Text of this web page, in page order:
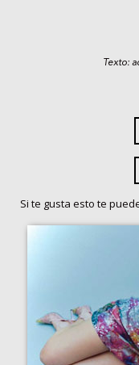
Texto:
Si te gusta esto te